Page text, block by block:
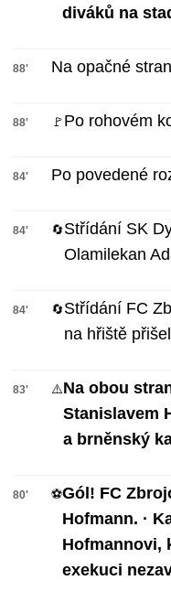
diváků na
88' Na opačné
88' 🚩Po rohovém
84' Po povedené
84' 🔄Střídání SK
Olamilekan
84' 🔄Střídání FC
na hřiště
83' ⚠️Na obou
Stanislavem
a brněnský
80' ⚽Gól! FC
Hofmann. ·
Hofmannovi,
exekuci